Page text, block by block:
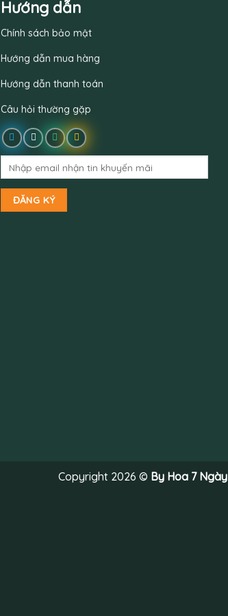
Hướng dẫn
Chính sách bảo mật
Hướng dẫn mua hàng
Hướng dẫn thanh toán
Câu hỏi thường gặp
Copyright 2026 © By Hoa 7 Ngày